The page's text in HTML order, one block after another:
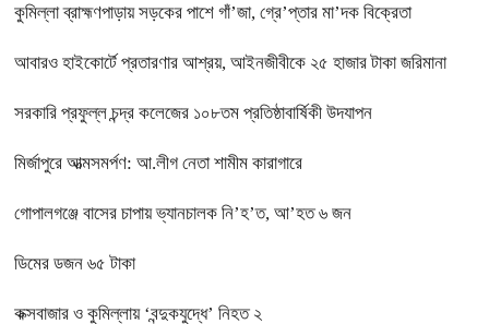
কুমিল্লা ব্রাহ্মণপাড়ায় সড়কের পাশে গাঁ’জা, গ্রে’প্তার মা’দক বিক্রেতা
আবারও হাইকোর্টে প্রতারণার আশ্রয়, আইনজীবীকে ২৫ হাজার টাকা জরিমানা
সরকারি প্রফুল্ল চন্দ্র কলেজের ১০৮তম প্রতিষ্ঠাবার্ষিকী উদযাপন
মির্জাপুরে আত্মসমর্পণ: আ.লীগ নেতা শামীম কারাগারে
গোপালগঞ্জে বাসের চাপায় ভ্যানচালক নি’হ’ত, আ’হত ৬ জন
ডিমের ডজন ৬৫ টাকা
কক্সবাজার ও কুমিল্লায় ‘বন্দুকযুদ্ধে’ নিহত ২